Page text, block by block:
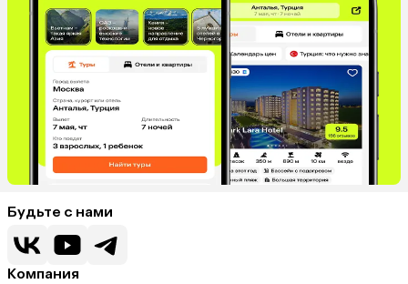
Будьте с нами
Компания